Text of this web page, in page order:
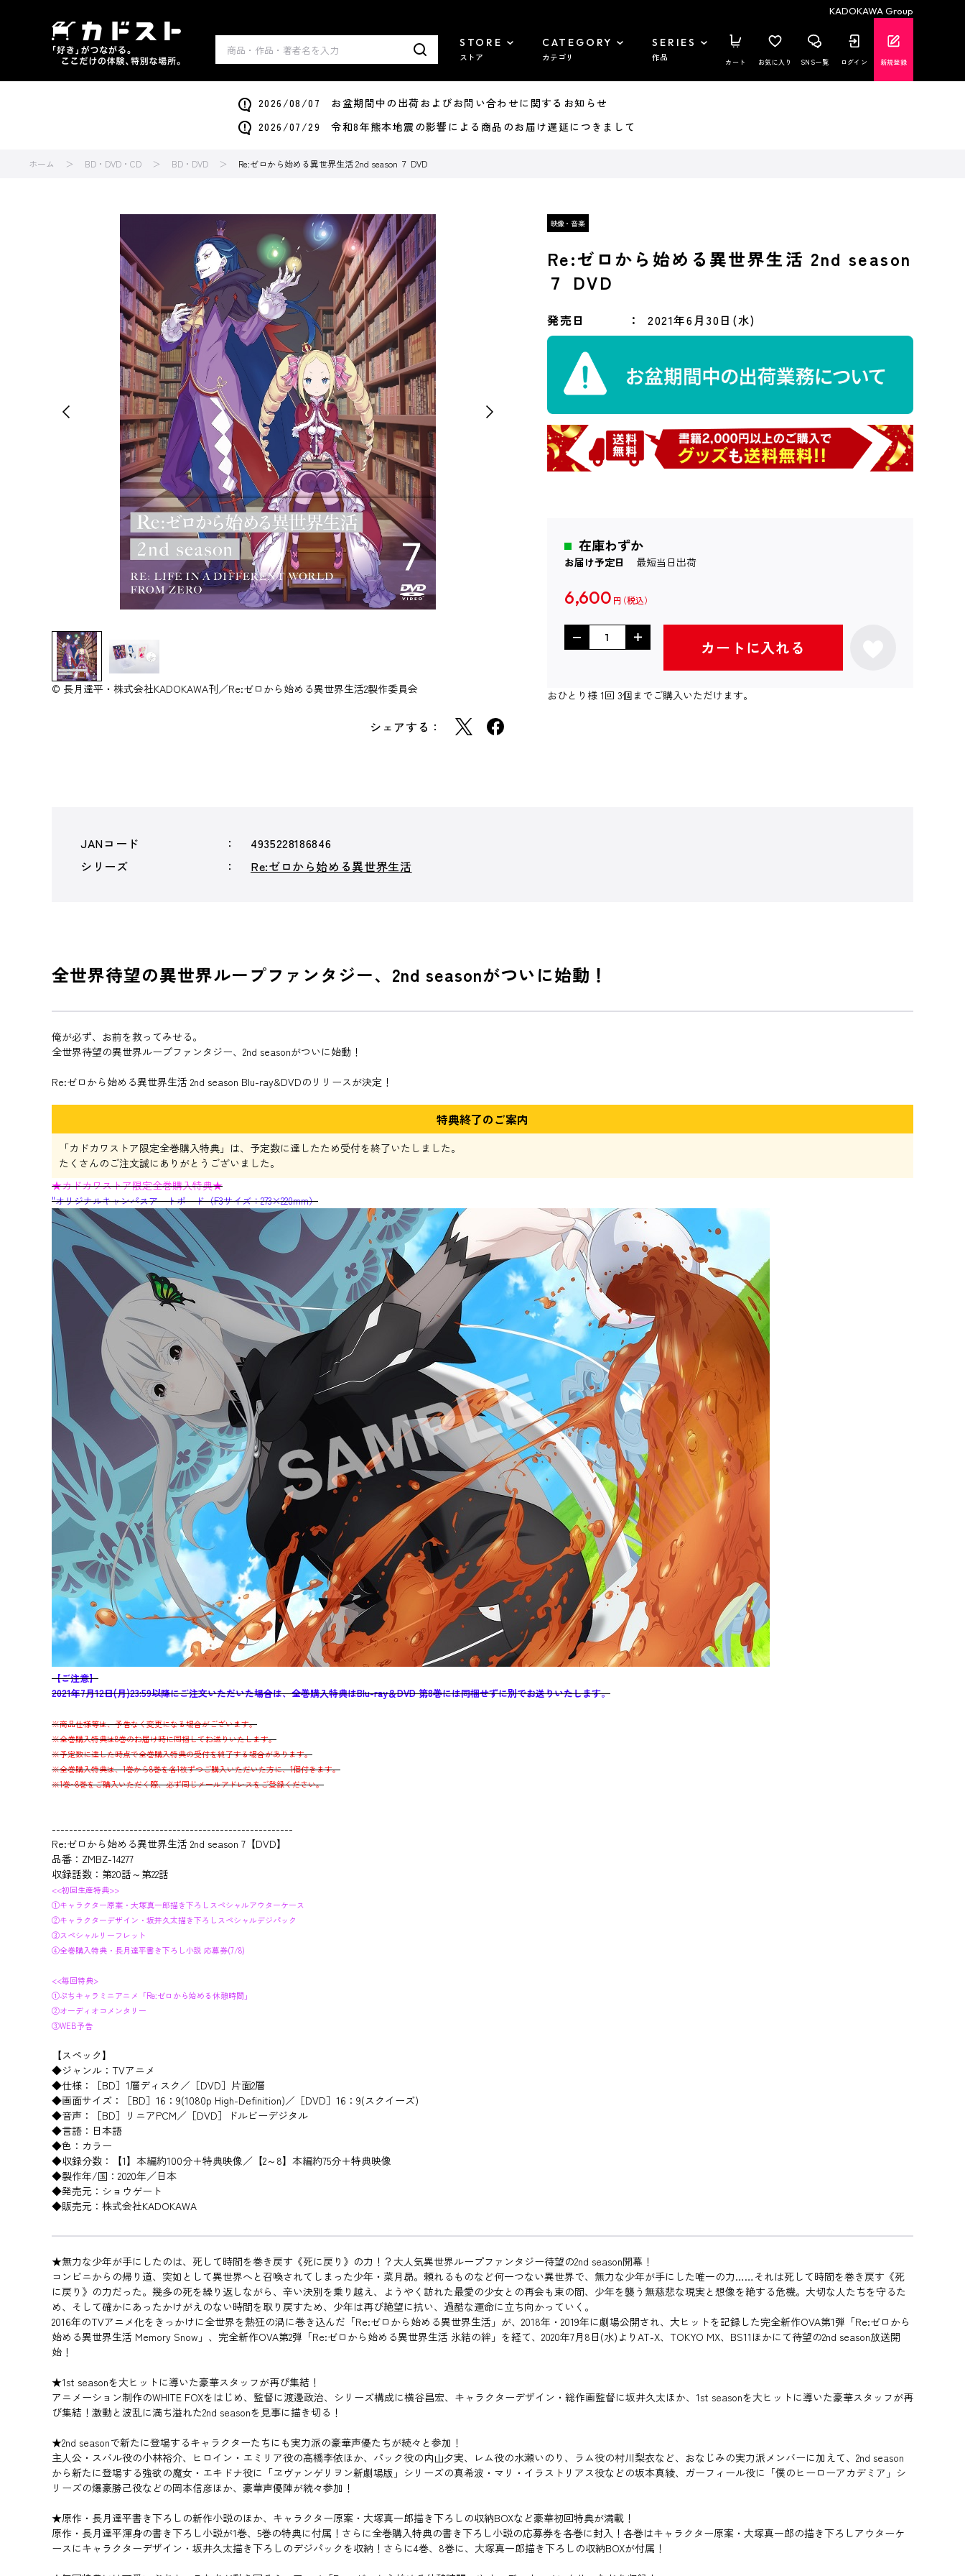
KADOKAWA Group
STORE
ストア
CATEGORY
カテゴリ
SERIES
作品 カート お気に入り SNS一覧 ログイン 新規登録
2026/08/07 お盆期間中の出荷およびお問い合わせに関するお知らせ
2026/07/29 令和8年熊本地震の影響による商品のお届け遅延につきまして
ホーム BD・DVD・CD BD・DVD Re:ゼロから始める異世界生活 2nd season ７ DVD
© 長月達平・株式会社KADOKAWA刊／Re:ゼロから始める異世界生活2製作委員会
シェアする：
Re:ゼロから始める異世界生活 2nd season
７ DVD
発売日 2021年6月30日(水)
在庫わずか
お届け予定日 最短当日出荷
6,600 円
カートに入れる
おひとり様 1回 3個までご購入いただけます。
JANコード
4935228186846
シリーズ
Re:ゼロから始める異世界生活
全世界待望の異世界ループファンタジー、2nd seasonがついに始動！
俺が必ず、お前を救ってみせる。
全世界待望の異世界ループファンタジー、2nd seasonがついに始動！
Re:ゼロから始める異世界生活 2nd season Blu-ray&DVDのリリースが決定！
特典終了のご案内
「カドカワストア限定全巻購入特典」は、予定数に達したため受付を終了いたしました。
たくさんのご注文誠にありがとうございました。
★カドカワストア限定全巻購入特典★
"オリジナルキャンパスアートボード（F3サイズ：273×220mm）
【ご注意】
2021年7月12日(月)23:59以降にご注文いただいた場合は、全巻購入特典はBlu-ray＆DVD 第8巻には同梱せずに別でお送りいたします。
※商品仕様等は、予告なく変更になる場合がございます。
※全巻購入特典は8巻のお届け時に同梱してお送りいたします。
※予定数に達した時点で全巻購入特典の受付を終了する場合があります。
※全巻購入特典は、1巻から8巻を各1枚ずつご購入いただいた方に、1個付きます。
※1巻~8巻をご購入いただく際、必ず同じメールアドレスをご登録ください。
--------------------------------------------------------
Re:ゼロから始める異世界生活 2nd season 7【DVD】
品番：ZMBZ-14277
収録話数：第20話～第22話
<<初回生産特典>>
①キャラクター原案・大塚真一郎描き下ろしスペシャルアウターケース
②キャラクターデザイン・坂井久太描き下ろしスペシャルデジパック
③スペシャルリーフレット
④全巻購入特典・長月達平書き下ろし小説 応募券(7/8)
<<毎回特典>
①ぷちキャラミニアニメ「Re:ゼロから始める休憩時間」
②オーディオコメンタリー
③WEB予告
【スペック】
◆ジャンル：TVアニメ
◆仕様：［BD］1層ディスク／［DVD］片面2層
◆画面サイズ：［BD］16：9(1080p High-Definition)／［DVD］16：9(スクイーズ)
◆音声：［BD］リニアPCM／［DVD］ドルビーデジタル
◆言語：日本語
◆色：カラー
◆収録分数：【1】本編約100分＋特典映像／【2～8】本編約75分＋特典映像
◆製作年/国：2020年／日本
◆発売元：ショウゲート
◆販売元：株式会社KADOKAWA
★無力な少年が手にしたのは、死して時間を巻き戻す《死に戻り》の力！？大人気異世界ループファンタジー待望の2nd season開幕！
コンビニからの帰り道、突如として異世界へと召喚されてしまった少年・菜月昴。頼れるものなど何一つない異世界で、無力な少年が手にした唯一の力……それは死して時間を巻き戻す《死
に戻り》の力だった。幾多の死を繰り返しながら、辛い決別を乗り越え、ようやく訪れた最愛の少女との再会も束の間、少年を襲う無慈悲な現実と想像を絶する危機。大切な人たちを守るた
め、そして確かにあったかけがえのない時間を取り戻すため、少年は再び絶望に抗い、過酷な運命に立ち向かっていく。
2016年のTVアニメ化をきっかけに全世界を熱狂の渦に巻き込んだ「Re:ゼロから始める異世界生活」が、2018年・2019年に劇場公開され、大ヒットを記録した完全新作OVA第1弾「Re:ゼロから
始める異世界生活 Memory Snow」、完全新作OVA第2弾「Re:ゼロから始める異世界生活 氷結の絆」を経て、2020年7月8日(水)よりAT-X、TOKYO MX、BS11ほかにて待望の2nd season放送開
始！
★1st seasonを大ヒットに導いた豪華スタッフが再び集結！
アニメーション制作のWHITE FOXをはじめ、監督に渡邊政治、シリーズ構成に横谷昌宏、キャラクターデザイン・総作画監督に坂井久太ほか、1st seasonを大ヒットに導いた豪華スタッフが再
び集結！激動と波乱に満ち溢れた2nd seasonを見事に描き切る！
★2nd seasonで新たに登場するキャラクターたちにも実力派の豪華声優たちが続々と参加！
主人公・スバル役の小林裕介、ヒロイン・エミリア役の高橋李依ほか、パック役の内山夕実、レム役の水瀬いのり、ラム役の村川梨衣など、おなじみの実力派メンバーに加えて、2nd season
から新たに登場する強欲の魔女・エキドナ役に「ヱヴァンゲリヲン新劇場版」シリーズの真希波・マリ・イラストリアス役などの坂本真綾、ガーフィール役に「僕のヒーローアカデミア」シ
リーズの爆豪勝己役などの岡本信彦ほか、豪華声優陣が続々参加！
★原作・長月達平書き下ろしの新作小説のほか、キャラクター原案・大塚真一郎描き下ろしの収納BOXなど豪華初回特典が満載！
原作・長月達平渾身の書き下ろし小説が1巻、5巻の特典に付属！さらに全巻購入特典の書き下ろし小説の応募券を各巻に封入！各巻はキャラクター原案・大塚真一郎の描き下ろしアウターケ
ースにキャラクターデザイン・坂井久太描き下ろしのデジパックを収納！さらに4巻、8巻に、大塚真一郎描き下ろしの収納BOXが付属！